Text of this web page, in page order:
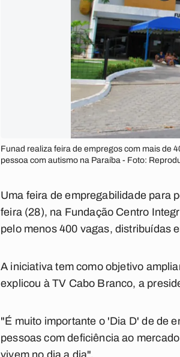
Funad realiza feira de empregos com mais de
pessoa com autismo na Paraíba - Foto:
Uma feira de empregabilidade para
feira (28), na Fundação Centro
pelo menos 400 vagas, distribuídas
A iniciativa tem como objetivo
explicou à TV Cabo Branco, a
"É muito importante o 'Dia D' de de
pessoas com deficiência ao
vivem no dia a dia".